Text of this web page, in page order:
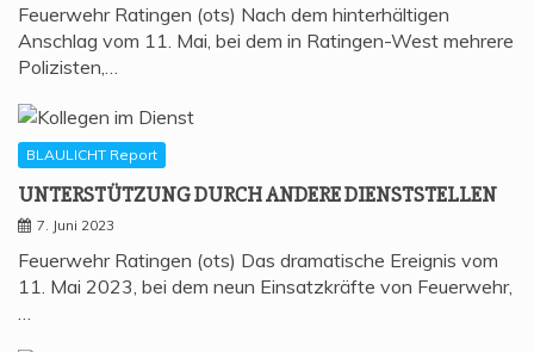
Feuerwehr Ratingen (ots) Nach dem hinterhältigen
Anschlag vom 11. Mai, bei dem in Ratingen-West mehrere
Polizisten,…
BLAULICHT Report
UNTER­STÜT­ZUNG DURCH ANDE­RE DIENSTSTELLEN
7. Juni 2023
Feuerwehr Ratingen (ots) Das dramatische Ereignis vom
11. Mai 2023, bei dem neun Einsatzkräfte von Feuerwehr,